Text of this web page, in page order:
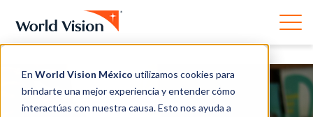
En World Vision México utilizamos cookies para
brindarte una mejor experiencia y entender cómo
interactúas con nuestra causa. Esto nos ayuda a